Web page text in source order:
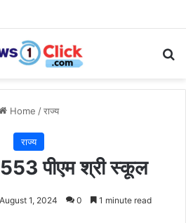
Home /राज्य
राज्य
पीएम श्री स्कूल
August 1, 2024 0 1 minute read